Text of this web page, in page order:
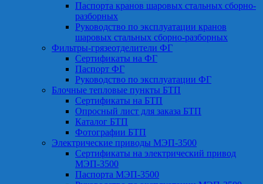
Паспорта кранов шаровых стальных сборно-
разборных
Руководство по эксплуатации кранов
шаровых стальных сборно-разборных
Фильтры-грязеотделители ФГ
Сертификаты на ФГ
Паспорт ФГ
Руководство по эксплуатации ФГ
Блочные тепловые пункты БТП
Сертификаты на БТП
Опросный лист для заказа БТП
Каталог БТП
Фотографии БТП
Электрические приводы МЭП-3500
Сертификаты на электрический привод
МЭП-3500
Паспорта МЭП-3500